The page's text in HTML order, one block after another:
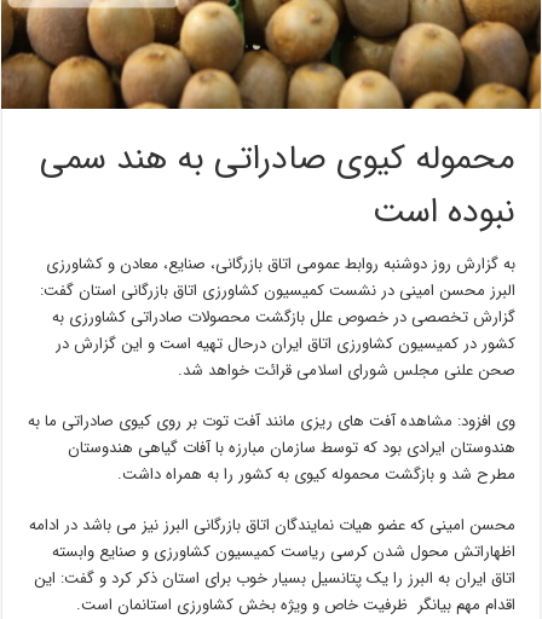
محموله کیوی صادراتی به هند سمی
نبوده است
به گزارش روز دوشنبه روابط عمومی اتاق بازرگانی، صنایع، معادن و کشاورزی
البرز محسن امینی در نشست کمیسیون کشاورزی اتاق بازرگانی استان گفت:
گزارش تخصصی در خصوص علل بازگشت محصولات صادراتی کشاورزی به
کشور در کمیسیون کشاورزی اتاق ایران درحال تهیه است و این گزارش در
صحن علنی مجلس شورای اسلامی قرائت خواهد شد.
وی افزود: مشاهده آفت های ریزی مانند آفت توت بر روی کیوی صادراتی ما به
هندوستان ایرادی بود که توسط سازمان مبارزه با آفات گیاهی هندوستان
مطرح شد و بازگشت محموله کیوی به کشور را به همراه داشت.
محسن امینی که عضو هیات نمایندگان اتاق بازرگانی البرز نیز می باشد در ادامه
اظهاراتش محول شدن کرسی ریاست کمیسیون کشاورزی و صنایع وابسته
اتاق ایران به البرز را یک پتانسیل بسیار خوب برای استان ذکر کرد و گفت: این
اقدام مهم بیانگر ظرفیت خاص و ویژه بخش کشاورزی استانمان است.